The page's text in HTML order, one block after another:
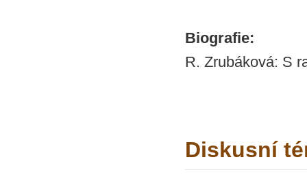
Biografie:
R. Zrubáková: S
Diskusní